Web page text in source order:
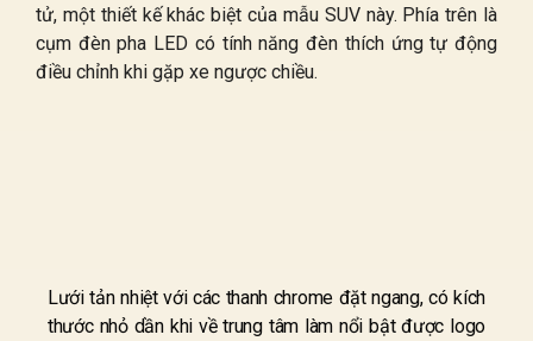
tử, một thiết kế khác biệt của mẫu SUV này. Phía trên là
cụm đèn pha LED có tính năng đèn thích ứng tự động
điều chỉnh khi gặp xe ngược chiều.
Lưới tản nhiệt với các thanh chrome đặt ngang, có kích
thước nhỏ dần khi về trung tâm làm nổi bật được logo